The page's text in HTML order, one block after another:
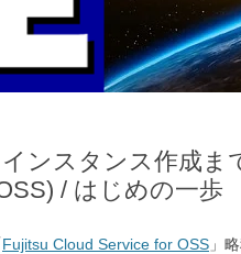
ンスタンス作成
/ はじめの一歩
Fujitsu Cloud Service for OSS 」